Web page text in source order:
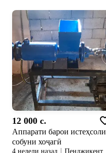
12 000 c.
Аппарати барои истеҳсоли
собуни хоҷагӣ
4 недели назад Пенджикент